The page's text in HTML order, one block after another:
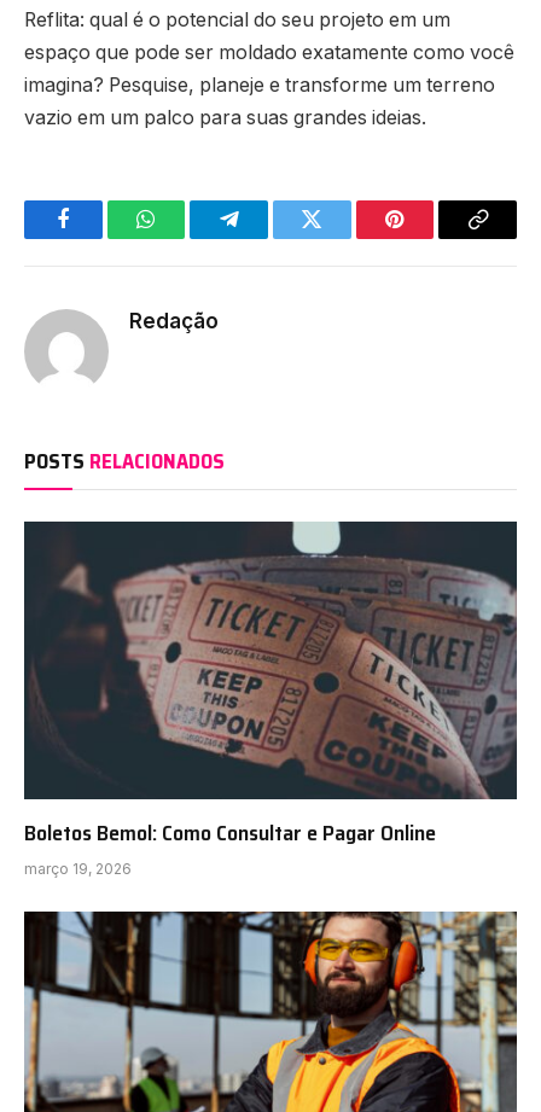
Reflita: qual é o potencial do seu projeto em um
espaço que pode ser moldado exatamente como você
imagina? Pesquise, planeje e transforme um terreno
vazio em um palco para suas grandes ideias.
FacebookWhatsAppTelegramTwitter Pinterest Copy
Redação
POSTS RELACIONADOS
Boletos Bemol: Como Consultar e Pagar Online
março 19, 2026